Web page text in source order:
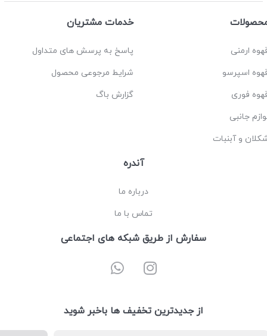
ارمنی
اسپرسو
فوری
جانبی
و آبنبات
خدمات مشتریان
پاسخ به پرسش های متداول
شرایط مرجوعی محصول
گزارش باگ
آندره
درباره ما
تماس با ما
سفارش از طریق شبکه های اجتماعی
از جدیدترین تخفیف ها باخبر شوید